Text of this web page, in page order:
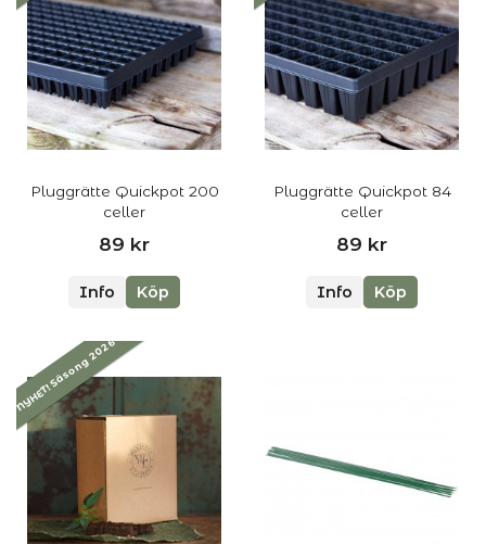
Pluggrätte Quickpot 200
celler
89 kr
Info Köp
Pluggrätte Quickpot 84
celler
89 kr
Info Köp
NYHET! Säsong 2026